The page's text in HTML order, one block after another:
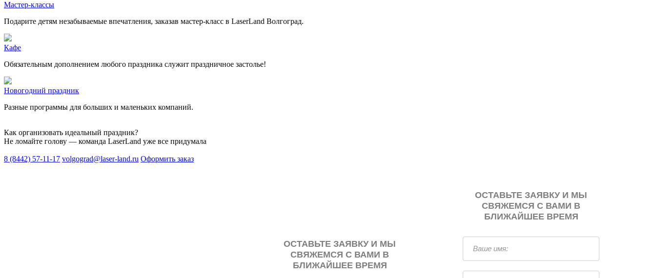
Мастер-классы
Подарите детям незабываемые впечатления, заказав мастер-класс в LaserLand Волгоград.
Кафе
Обязательным дополнением любого праздника служит праздничное застолье!
Новогодний праздник
Разные программы для больших и маленьких компаний.
Как организовать идеальный праздник?
Не ломайте голову — команда LaserLand уже все придумала
8 (8442) 57-11-17 volgograd@laser-land.ru Оформить заказ